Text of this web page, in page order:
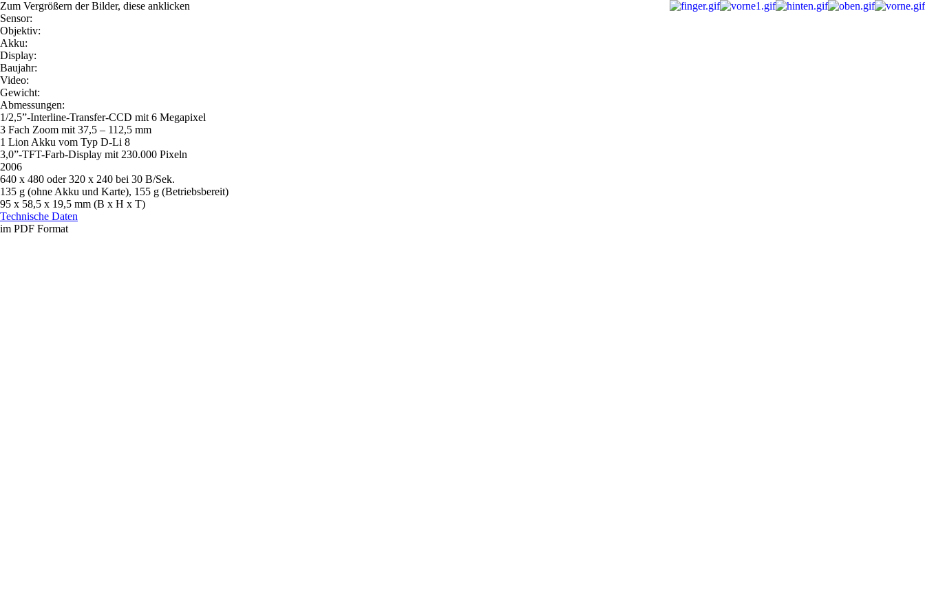
Zum Vergrößern der Bilder, diese anklicken
Sensor:
Objektiv:
Akku:
Display:
Baujahr:
Video:
Gewicht:
Abmessungen:
1/2,5”-Interline-Transfer-CCD mit 6 Megapixel
3 Fach Zoom mit 37,5 – 112,5 mm
1 Lion Akku vom Typ D-Li 8
3,0”-TFT-Farb-Display mit 230.000 Pixeln
2006
640 x 480 oder 320 x 240 bei 30 B/Sek.
135 g (ohne Akku und Karte), 155 g (Betriebsbereit)
95 x 58,5 x 19,5 mm (B x H x T)
Technische Daten
im PDF Format